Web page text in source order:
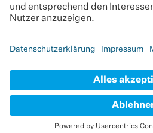
© 2025 byte - Bayerische